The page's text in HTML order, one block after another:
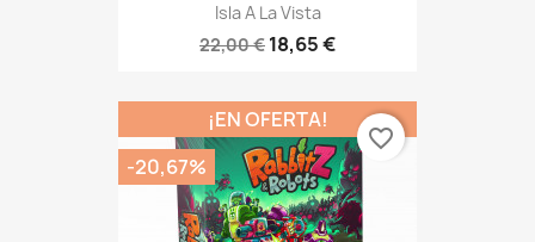
Isla A La Vista
22,00 € 18,65 €
¡EN OFERTA!
-20,67%
favorite_border